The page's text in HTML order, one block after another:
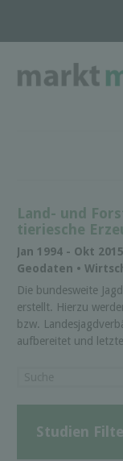
Land- und
tieriesche
Jan 1994 - Okt
Geodaten •
Die bundesweite
erstellt. Hierzu
bzw.
aufbereitet und
Studien